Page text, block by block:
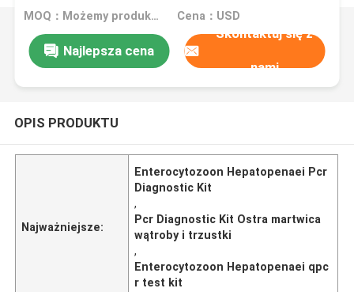
diagnostyczny PCR
MOQ：Możemy produkować zestawy płynne i liofilizowane Cena：USD
Najlepsza cena
Skontaktuj się z
nami
OPIS PRODUKTU
Najważniejsze:
Enterocytozoon Hepatopenaei Pcr
Diagnostic Kit
,
Pcr Diagnostic Kit Ostra martwica
wątroby i trzustki
,
Enterocytozoon Hepatopenaei qpc
r test kit